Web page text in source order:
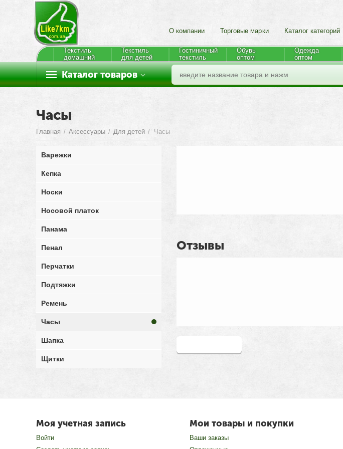
О компании Торговые марки Каталог категорий
Текстиль
домашний
Текстиль
для детей
Гостиничный
текстиль
Обувь
оптом
Одежда
оптом
Каталог товаров
Часы
Главная / Аксессуары / Для детей / Часы
Отзывы
Варежки
Кепка
Носки
Носовой платок
Панама
Пенал
Перчатки
Подтяжки
Ремень
Часы
Шапка
Щитки
Моя учетная запись
Войти
Мои товары и покупки
Ваши заказы